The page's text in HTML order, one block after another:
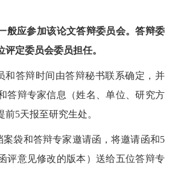
般应参加该论文答辩委员会。答辩委
定委员会委员担任。
和答辩时间由答辩秘书联系确定，并
答辩专家信息（姓名、单位、研究方
前5天报至研究生处。
案袋和答辩专家邀请函，将邀请函和5
评意见修改的版本）送给五位答辩专